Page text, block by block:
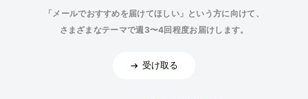
「メールでおすすめを届けてほしい」という方に向けて、
さまざまなテーマで週3〜4回程度お届けします。
受け取る